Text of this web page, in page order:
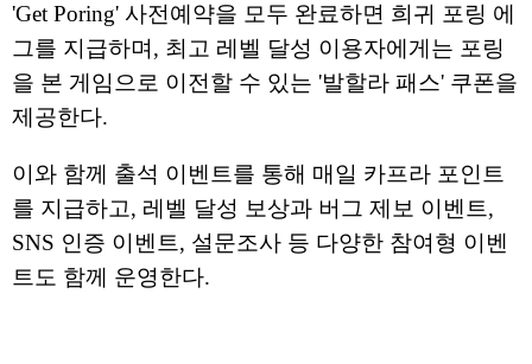
'Get Poring' 사전예약을 모두 완료하면 희귀 포링 에
그를 지급하며, 최고 레벨 달성 이용자에게는 포링
을 본 게임으로 이전할 수 있는 '발할라 패스' 쿠폰을
제공한다.
이와 함께 출석 이벤트를 통해 매일 카프라 포인트
를 지급하고, 레벨 달성 보상과 버그 제보 이벤트,
SNS 인증 이벤트, 설문조사 등 다양한 참여형 이벤
트도 함께 운영한다.